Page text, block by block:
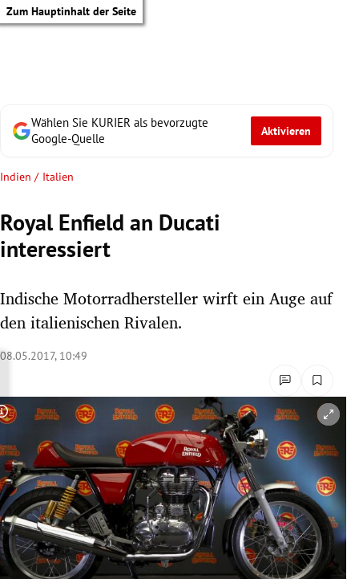
Zum Hauptinhalt der Seite
Untermenü
Untermenü
Untermenü
Untermenü
Untermenü
Wählen Sie KURIER als bevorzugte
Google-Quelle
Aktivieren
Indien / Italien
Royal Enfield an Ducati
interessiert
Indische Motorradhersteller wirft ein Auge auf
den italienischen Rivalen.
08.05.2017, 10:49
Copyright-Hinweis öffnen/schließen